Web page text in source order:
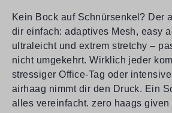
Kein Bock auf Schnürsenkel? Der
dir einfach: adaptives Mesh, easy
ultraleicht und extrem stretchy –
nicht umgekehrt. Wirklich jeder
stressiger Office-Tag oder
airhaag nimmt dir den Druck. Ein
alles vereinfacht. zero haags given